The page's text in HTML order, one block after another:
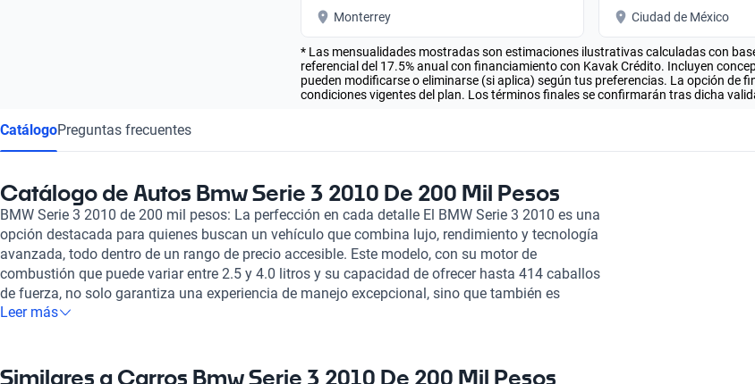
Monterrey Ciudad de México
* Las mensualidades mostradas son estimaciones ilustrativas calculadas con
referencial del 17.5% anual con financiamiento con Kavak Crédito. Incluyen
pueden modificarse o eliminarse (si aplica) según tus preferencias. La opción
condiciones vigentes del plan. Los términos finales se confirmarán tras dicha
CatálogoPreguntas frecuentes
Catálogo de Autos Bmw Serie 3 2010 De 200 Mil Pesos
BMW Serie 3 2010 de 200 mil pesos: La perfección en cada detalle El BMW Serie 3 2010 es una
opción destacada para quienes buscan un vehículo que combina lujo, rendimiento y tecnología
avanzada, todo dentro de un rango de precio accesible. Este modelo, con su motor de
combustión que puede variar entre 2.5 y 4.0 litros y su capacidad de ofrecer hasta 414 caballos
de fuerza, no solo garantiza una experiencia de manejo excepcional, sino que también es
sinónimo de calidad en cada kilómetro recorrido. Con su diseño elegante y la opción de
12.3 litros cada 100 km, permite disfrutar de largos viajes sin preocuparse constantemente por
Leer más
Similares a Carros Bmw Serie 3 2010 De 200 Mil Pesos